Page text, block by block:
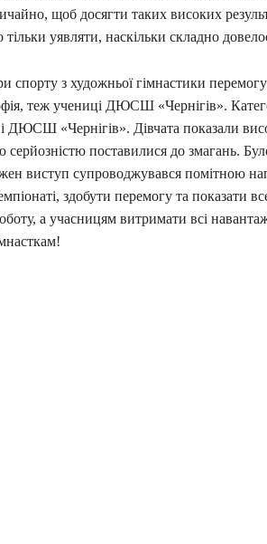
щоб досягти таких високих
уявляти, наскільки складно
спорту з художньої гімнастики
теж учениці ДЮСШ «Чернігів».
«Чернігів». Дівчата показали
серйозністю поставилися до змагань.
виступ супроводжувався помітною
здобути перемогу та показати
а учасницям витримати всі